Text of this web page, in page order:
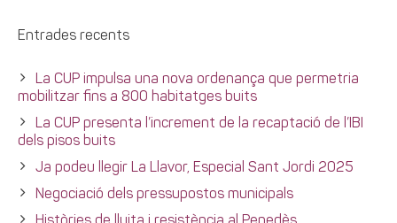
Entrades recents
La CUP impulsa una nova ordenança que permetria
mobilitzar fins a 800 habitatges buits
La CUP presenta l’increment de la recaptació de l’IBI
dels pisos buits
Ja podeu llegir La Llavor, Especial Sant Jordi 2025
Negociació dels pressupostos municipals